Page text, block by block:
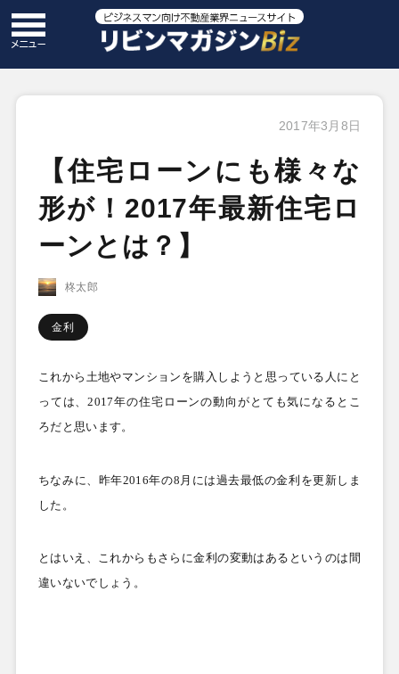
2017年3月8日
【住宅ローンにも様々な
形が！2017年最新住宅ロ
ーンとは？】
柊太郎
金利
これから土地やマンションを購入しようと思っている人にと
っては、2017年の住宅ローンの動向がとても気になるとこ
ろだと思います。
ちなみに、昨年2016年の8 月には過去最低の金利を更新しま
した。
とはいえ、これからもさらに金利の変動はあるというのは間
違いないでしょう。